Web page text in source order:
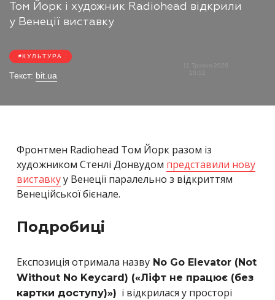
Том Йорк і художник Radiohead відкрили
у Венеції виставку
КУЛЬТУРА
Текст: bit.ua
Фронтмен Radiohead Том Йорк разом із
художником Стенлі Донвудом представили нову
виставкуу Венеції паралельно з відкриттям
Венеційської бієнале.
Подробиці
Експозиція отримала назву No Go Elevator (Not
Without No Keycard) («Ліфт не працює (без
картки доступу)») і відкрилася у просторі